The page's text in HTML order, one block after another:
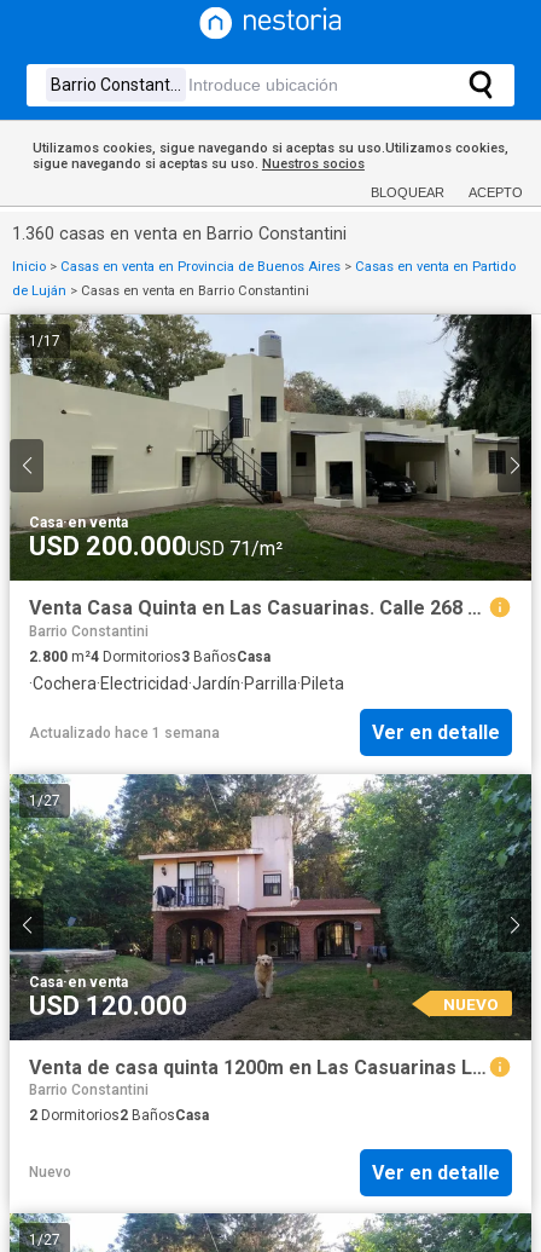
Utilizamos cookies, sigue navegando si aceptas su uso.Utilizamos cookies,
sigue navegando si aceptas su uso. Nuestros socios
BLOQUEAR ACEPTO
1.360 casas en venta en Barrio Constantini
Inicio > Casas en venta en Provincia de Buenos Aires > Casas en venta en Partido
de Luján > Casas en venta en Barrio Constantini
1 /17
Casa·en venta
USD 200.000USD 71/m²
Venta Casa Quinta en Las Casuarinas. Calle 268 esq 247
Barrio Constantini
2.800 m²4 Dormitorios3 BañosCasa
·Cochera·Electricidad·Jardín·Parrilla·Pileta
Actualizado hace 1 semana Ver en detalle
1/27
Casa·en venta
USD 120.000 NUEVO
Venta de casa quinta 1200m en Las Casuarinas Lujan
Barrio Constantini
2 Dormitorios2 BañosCasa
Nuevo Ver en detalle
1/27